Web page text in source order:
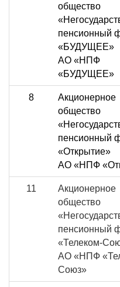
общество
пенсионный
«БУДУЩЕЕ»
АО «НПФ
«БУДУЩЕЕ»
8
Акционерное
общество
пенсионный
«Открытие»
АО «НПФ
11
Акционерное
общество
пенсионный
«Телеком-
АО «НПФ
Союз»